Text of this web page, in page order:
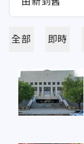
全部 即時